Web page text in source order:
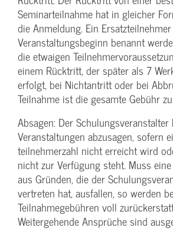
Seminarteilnahme hat in gleicher
die Anmeldung. Ein
Veranstaltungs­beginn benannt
die etwaigen
einem Rücktritt, der später als 7
erfolgt, bei Nichtantritt oder bei
Teilnahme ist die gesamte Gebühr
Absagen: Der
Veranstaltungen abzusagen, sofern
teilnehmerzahl nicht erreicht wird
nicht zur Verfügung steht. Muss
aus Gründen, die der
vertreten hat, ausfallen, so werden
Teilnahme­gebühren voll
Weitergehende Ansprüche sind